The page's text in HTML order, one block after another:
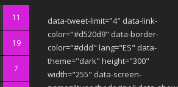
11
19
7
data-tweet-limit="4" data-link-
color="#d520d9" data-border-
color="#ddd" lang="ES" data-
theme="dark" height="300"
width="255" data-screen-